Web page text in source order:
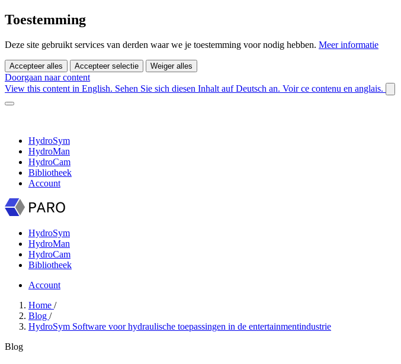
Toestemming
Deze site gebruikt services van derden waar we je toestemming voor nodig hebben. Meer informatie
Accepteer alles Accepteer selectie Weiger alles
Doorgaan naar content
View this content in English. Sehen Sie sich diesen Inhalt auf Deutsch an. Voir ce contenu en anglais.
HydroSym
HydroMan
HydroCam
Bibliotheek
Account
HydroSym
HydroMan
HydroCam
Bibliotheek
Account
Home /
Blog /
HydroSym Software voor hydraulische toepassingen in de entertainmentindustrie
Blog